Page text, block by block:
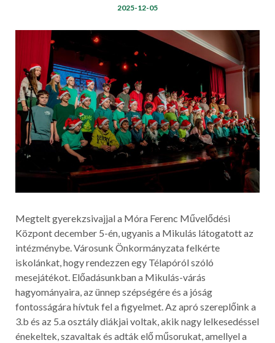
2025-12-05
Megtelt gyerekzsivajjal a Móra Ferenc Művelődési
Központ december 5-én, ugyanis a Mikulás látogatott az
intézménybe. Városunk Önkormányzata felkérte
iskolánkat, hogy rendezzen egy Télapóról szóló
mesejátékot. Előadásunkban a Mikulás-várás
hagyományaira, az ünnep szépségére és a jóság
fontosságára hívtuk fel a figyelmet. Az apró szereplőink a
3.b és az 5.a osztály diákjai voltak, akik nagy lelkesedéssel
énekeltek, szavaltak és adták elő műsorukat, amellyel a